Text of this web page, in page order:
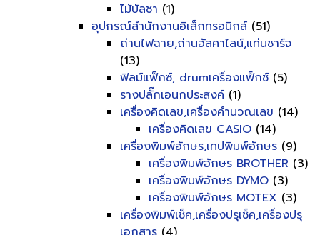
ไม้บัลชา (1)
อุปกรณ์สำนักงานอิเล็กทรอนิกส์ (51)
ถ่านไฟฉาย,ถ่านอัลคาไลน์,แท่นชาร์จ
(13)
ฟิลม์แฟ็กซ์, drumเครื่องแฟ็กซ์ (5)
รางปลั๊กเอนกประสงค์ (1)
เครื่องคิดเลข,เครื่องคำนวณเลข (14)
เครื่องคิดเลข CASIO (14)
เครื่องพิมพ์อักษร,เทปพิมพ์อักษร (9)
เครื่องพิมพ์อักษร BROTHER (3)
เครื่องพิมพ์อักษร DYMO (3)
เครื่องพิมพ์อักษร MOTEX (3)
เครื่องพิมพ์เช็ค,เครื่องปรุเช็ค,เครื่องปรุ